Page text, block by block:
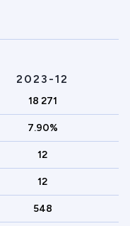
2023-12
18 271
7.90%
12
12
548